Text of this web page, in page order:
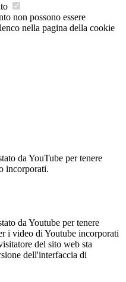
non possono essere
nella pagina della cookie
da YouTube per tenere
incorporati.
da Youtube per tenere
i video di Youtube incorporati
del sito web sta
dell'interfaccia di